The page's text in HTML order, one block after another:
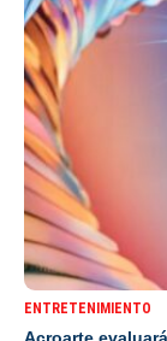
ENTRETENIMIENTO